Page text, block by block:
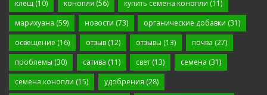
клещ (10) конопля (56) купить семена конопли (11)
марихуана (59) новости (73) органические добавки (31)
освещение (16) отзыв(12) отзывы (13) почва (27)
проблемы (30) сатива (11) свет (13) семена (31)
семена конопли (15) удобрения (28)